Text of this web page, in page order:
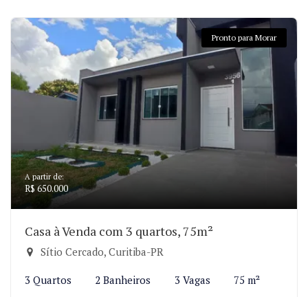
Pronto para Morar
A partir de:
R$ 650.000
Casa à Venda com 3 quartos, 75m²
Sítio Cercado, Curitiba-PR
3 Quartos 2 Banheiros 3 Vagas 75 m²